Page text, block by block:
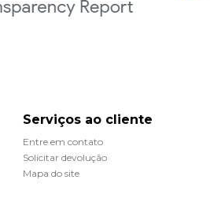
Serviços ao cliente
Entre em contato
Solicitar devolução
Mapa do site